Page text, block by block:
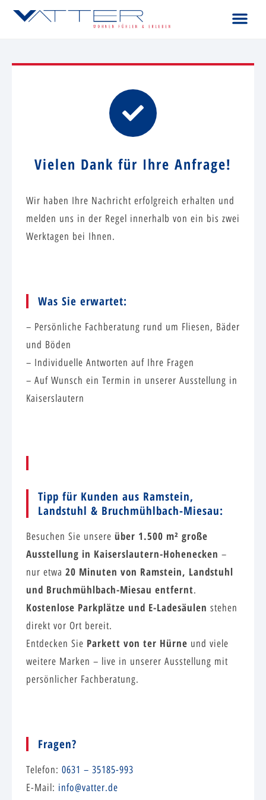
Vielen Dank für Ihre Anfrage!
Wir haben Ihre Nachricht erfolgreich erhalten und
melden uns in der Regel innerhalb von ein bis zwei
Werktagen bei Ihnen.
Was Sie erwartet:
– Persönliche Fachberatung rund um Fliesen, Bäder
und Böden
– Individuelle Antworten auf Ihre Fragen
– Auf Wunsch ein Termin in unserer Ausstellung in
Kaiserslautern
Tipp für Kunden aus Ramstein,
Landstuhl & Bruchmühlbach-Miesau:
Besuchen Sie unsere über 1.500 m² große
Ausstellung in Kaiserslautern-Hohenecken –
nur etwa 20 Minuten von Ramstein, Landstuhl
und Bruchmühlbach-Miesau entfernt.
Kostenlose Parkplätze und E-Ladesäulen stehen
direkt vor Ort bereit.
Entdecken Sie Parkett von ter Hürne und viele
weitere Marken – live in unserer Ausstellung mit
persönlicher Fachberatung.
Fragen?
Telefon: 0631 – 35185-993
E-Mail: info@vatter.de